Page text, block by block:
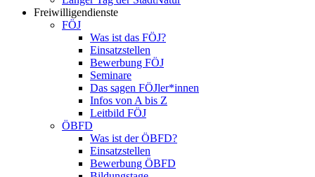
Freiwilligendienste
FÖJ
Was ist das FÖJ?
Einsatzstellen
Bewerbung FÖJ
Seminare
Das sagen FÖJler*innen
Infos von A bis Z
Leitbild FÖJ
ÖBFD
Was ist der ÖBFD?
Einsatzstellen
Bewerbung ÖBFD